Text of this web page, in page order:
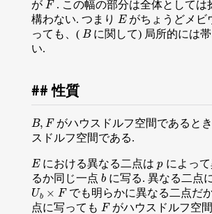
が
. この幅の部分は全体としては
構わない. つまり Eがちょうどメビ
っても、( Bに関して) 局所的には
い.
性質
B, F がハウスドルフ空間であると
スドルフ空間である.
Eにおける異なる二点は によって
るか同じ一点 bに写る. 異なる二点
Ub× F
でも明らかに異なる二点だ
点に写っても F がハウスドルフ空